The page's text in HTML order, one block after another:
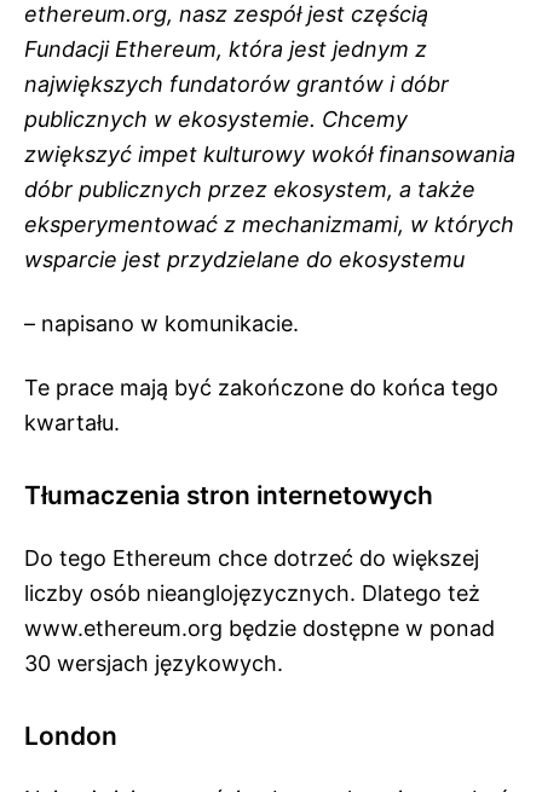
ethereum.org, nasz zespół jest częścią
Fundacji Ethereum, która jest jednym z
największych fundatorów grantów i dóbr
publicznych w ekosystemie. Chcemy
zwiększyć impet kulturowy wokół finansowania
dóbr publicznych przez ekosystem, a także
eksperymentować z mechanizmami, w których
wsparcie jest przydzielane do ekosystemu
– napisano w komunikacie.
Te prace mają być zakończone do końca tego
kwartału.
Tłumaczenia stron internetowych
Do tego Ethereum chce dotrzeć do większej
liczby osób nieanglojęzycznych. Dlatego też
www.ethereum.org będzie dostępne w ponad
30 wersjach językowych.
London